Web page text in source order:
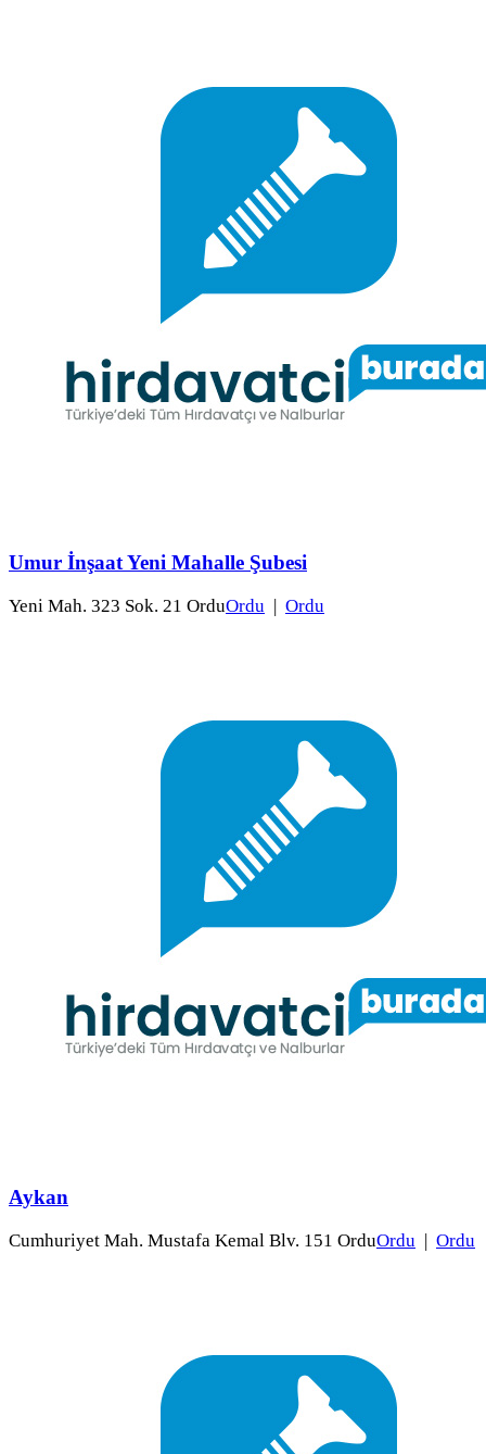
Umur İnşaat Yeni Mahalle Şubesi
Yeni Mah. 323 Sok. 21 OrduOrdu Ordu
Aykan
Cumhuriyet Mah. Mustafa Kemal Blv. 151 OrduOrdu | Ordu